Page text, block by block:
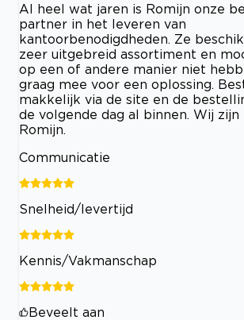
Al heel wat jaren is Romijn onze
partner in het leveren van
kantoorbenodigdheden. Ze
zeer uitgebreid assortiment en
op een of andere manier niet
graag mee voor een oplossing.
makkelijk via de site en de
de volgende dag al binnen. Wij
Romijn.
Communicatie
Snelheid/levertijd
Kennis/Vakmanschap
Beveelt aan